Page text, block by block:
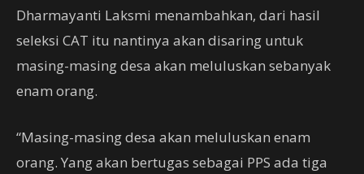
Dharmayanti Laksmi menambahkan, dari hasil
seleksi CAT itu nantinya akan disaring untuk
masing-masing desa akan meluluskan sebanyak
enam orang.
“Masing-masing desa akan meluluskan enam
orang. Yang akan bertugas sebagai PPS ada tiga